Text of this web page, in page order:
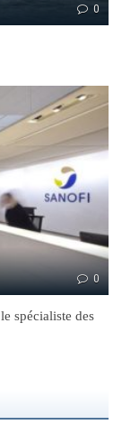
0
0
spécialiste des